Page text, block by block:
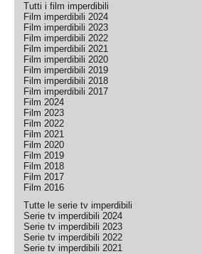
Tutti i film imperdibili
Film imperdibili 2024
Film imperdibili 2023
Film imperdibili 2022
Film imperdibili 2021
Film imperdibili 2020
Film imperdibili 2019
Film imperdibili 2018
Film imperdibili 2017
Film 2024
Film 2023
Film 2022
Film 2021
Film 2020
Film 2019
Film 2018
Film 2017
Film 2016
Tutte le serie tv imperdibili
Serie tv imperdibili 2024
Serie tv imperdibili 2023
Serie tv imperdibili 2022
Serie tv imperdibili 2021